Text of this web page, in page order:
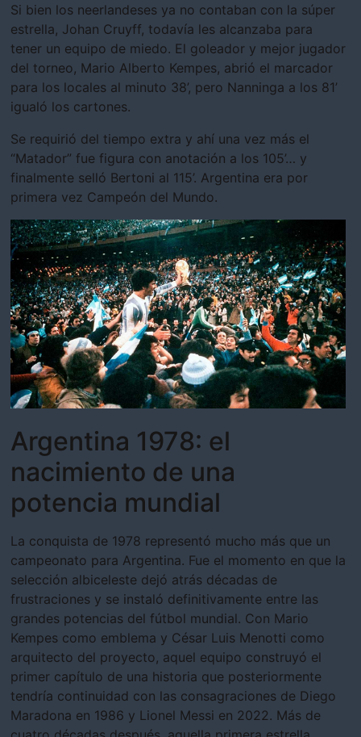
Si bien los neerlandeses ya no contaban con la súper
estrella, Johan Cruyff, todavía les alcanzaba para
tener un equipo de miedo. El goleador y mejor jugador
del torneo, Mario Alberto Kempes, abrió el marcador
para los locales al minuto 38’, pero Nanninga a los 81’
igualó los cartones.
Se requirió del tiempo extra y ahí una vez más el
“Matador” fue figura con anotación a los 105’… y
finalmente selló Bertoni al 115’. Argentina era por
primera vez Campeón del Mundo.
Argentina 1978: el
nacimiento de una
potencia mundial
La conquista de 1978 representó mucho más que un
campeonato para Argentina. Fue el momento en que la
selección albiceleste dejó atrás décadas de
frustraciones y se instaló definitivamente entre las
grandes potencias del fútbol mundial. Con Mario
Kempes como emblema y César Luis Menotti como
arquitecto del proyecto, aquel equipo construyó el
primer capítulo de una historia que posteriormente
tendría continuidad con las consagraciones de Diego
Maradona en 1986 y Lionel Messi en 2022. Más de